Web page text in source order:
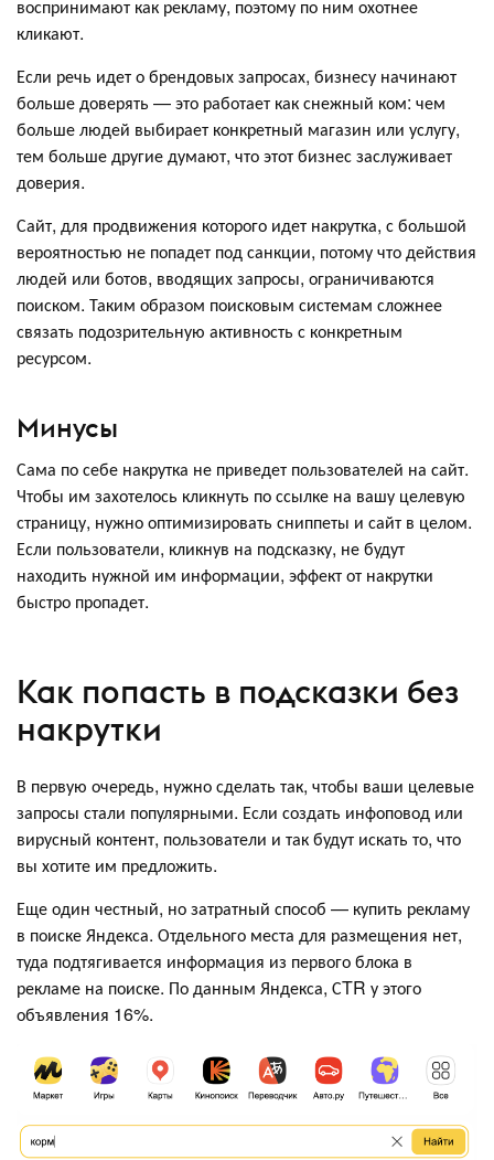
воспринимают как рекламу, поэтому по ним охотнее
кликают.
Если речь идет о брендовых запросах, бизнесу начинают
больше доверять — это работает как снежный ком: чем
больше людей выбирает конкретный магазин или услугу,
тем больше другие думают, что этот бизнес заслуживает
доверия.
Сайт, для продвижения которого идет накрутка, с большой
вероятностью не попадет под санкции, потому что действия
людей или ботов, вводящих запросы, ограничиваются
поиском. Таким образом поисковым системам сложнее
связать подозрительную активность с конкретным
ресурсом.
Минусы
Сама по себе накрутка не приведет пользователей на сайт.
Чтобы им захотелось кликнуть по ссылке на вашу целевую
страницу, нужно оптимизировать сниппеты и сайт в целом.
Если пользователи, кликнув на подсказку, не будут
находить нужной им информации, эффект от накрутки
быстро пропадет.
Как попасть в подсказки без
накрутки
В первую очередь, нужно сделать так, чтобы ваши целевые
запросы стали популярными. Если создать инфоповод или
вирусный контент, пользователи и так будут искать то, что
вы хотите им предложить.
Еще один честный, но затратный способ — купить рекламу
в поиске Яндекса. Отдельного места для размещения нет,
туда подтягивается информация из первого блока в
рекламе на поиске. По данным Яндекса, СTR у этого
объявления 16%.